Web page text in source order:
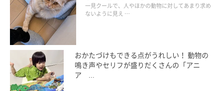
一見クールで、人やほかの動物に対してあまり求め
ないように見え …
おかたづけもできる点がうれしい！ 動物の
鳴き声やセリフが盛りだくさんの「アニ
ア ...